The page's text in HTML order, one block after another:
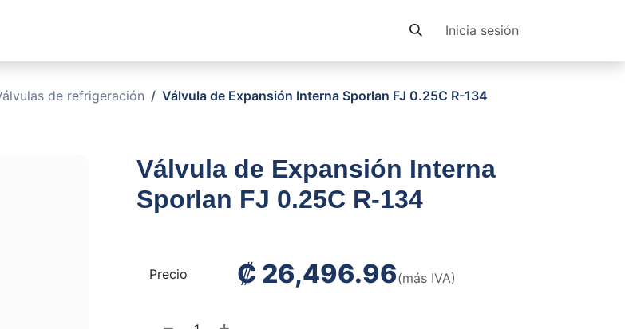
Inicia sesión
de refrigeración Válvula de Expansión Interna Sporlan FJ 0.25C R-134
Válvula de Expansión Interna
Sporlan FJ 0.25C R-134
Precio ₡ 26,496.96(más IVA)